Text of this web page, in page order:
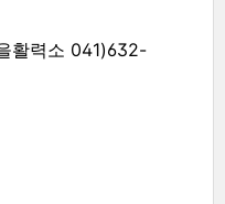
활력소 041)632-